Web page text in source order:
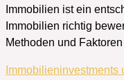
Immobilien ist ein
Immobilien richtig
Methoden und